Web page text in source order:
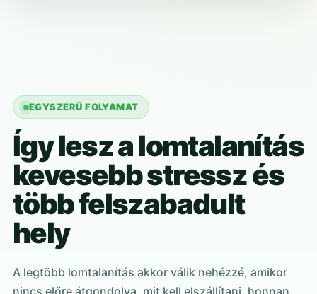
EGYSZERŰ FOLYAMAT
Így lesz a lomtalanítás
kevesebb stressz és
több felszabadult
hely
A legtöbb lomtalanítás akkor válik nehézzé, amikor